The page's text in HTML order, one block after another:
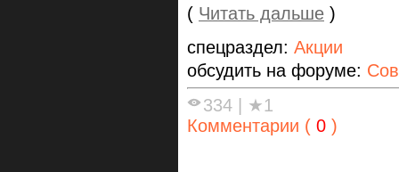
( Читать дальше )
спецраздел: Акции
обсудить на форуме:
334
★1
Комментарии ( 0 )